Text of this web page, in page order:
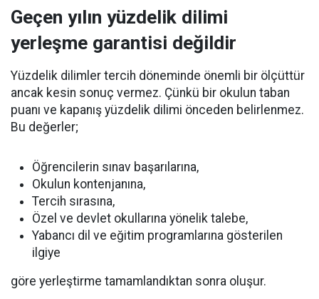
Geçen yılın yüzdelik dilimi
yerleşme garantisi değildir
Yüzdelik dilimler tercih döneminde önemli bir ölçüttür
ancak kesin sonuç vermez. Çünkü bir okulun taban
puanı ve kapanış yüzdelik dilimi önceden belirlenmez.
Bu değerler;
Öğrencilerin sınav başarılarına,
Okulun kontenjanına,
Tercih sırasına,
Özel ve devlet okullarına yönelik talebe,
Yabancı dil ve eğitim programlarına gösterilen
ilgiye
göre yerleştirme tamamlandıktan sonra oluşur.